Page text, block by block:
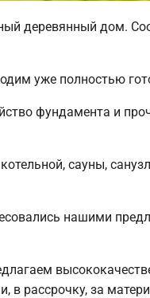
деревянный дом.
уже полностью
фундамента и
сауны,
нашими
рассрочку, за